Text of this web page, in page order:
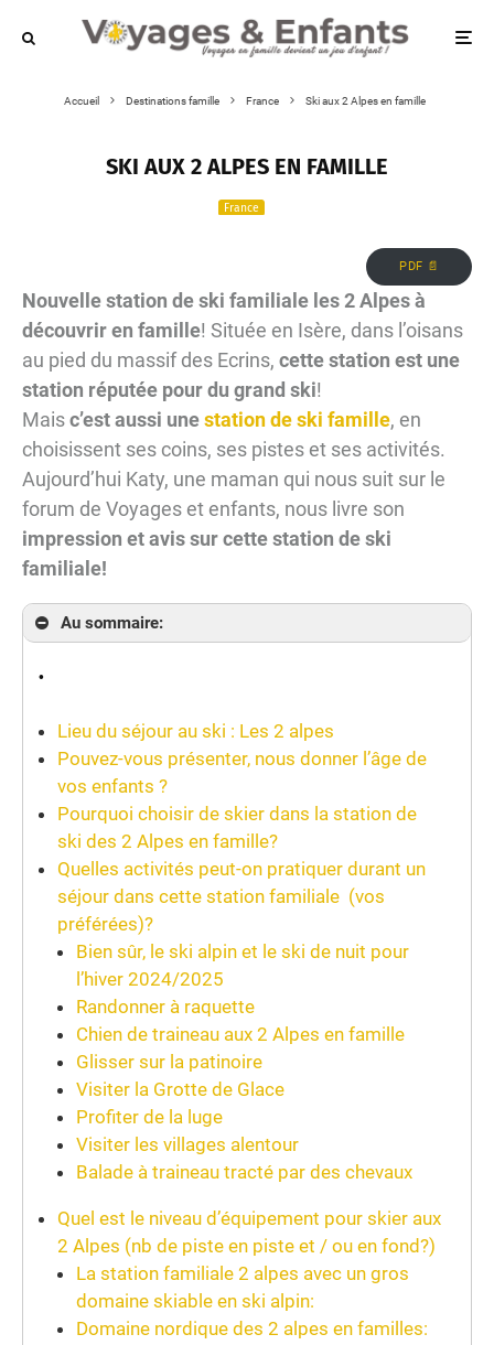
Accueil Destinations famille France Ski aux 2 Alpes en famille
SKI AUX 2 ALPES EN FAMILLE
France
PDF 📄
Nouvelle station de ski familiale les 2 Alpes à
découvrir en famille! Située en Isère, dans l’oisans
au pied du massif des Ecrins, cette station est une
station réputée pour du grand ski!
Maisc’est aussi unestation de ski famille, en
choisissent ses coins, ses pistes et ses activités.
Aujourd’hui Katy, une maman qui nous suit sur le
forum de Voyages et enfants, nous livre son
impression et avis sur cette station de ski
familiale!
Au sommaire:
.
Lieu du séjour au ski : Les 2 alpes
Pouvez-vous présenter, nous donner l’âge de
vos enfants ?
Pourquoi choisir de skier dans la station de
ski des 2 Alpes en famille?
Quelles activités peut-on pratiquer durant un
séjour dans cette station familiale (vos
préférées)?
Bien sûr, le ski alpin et le ski de nuit pour
l’hiver 2024/2025
Randonner à raquette
Chien de traineau aux 2 Alpes en famille
Glisser sur la patinoire
Visiter la Grotte de Glace
Profiter de la luge
Visiter les villages alentour
Balade à traineau tracté par des chevaux
Quel est le niveau d’équipement pour skier aux
2 Alpes (nb de piste en piste et / ou en fond?)
La station familiale 2 alpes avec un gros
domaine skiable en ski alpin:
Domaine nordique des 2 alpes en familles: